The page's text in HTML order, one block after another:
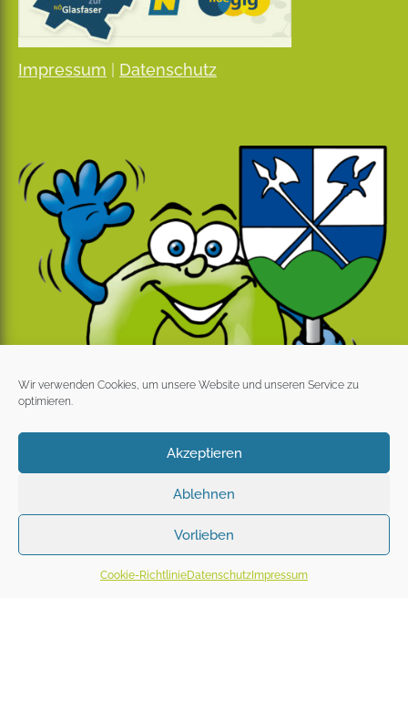
Wir verwenden Cookies, um unsere Website und unseren Service zu
optimieren.
Akzeptieren
Ablehnen
Vorlieben
Cookie-RichtlinieDatenschutz Impressum
Impressum Datenschutz